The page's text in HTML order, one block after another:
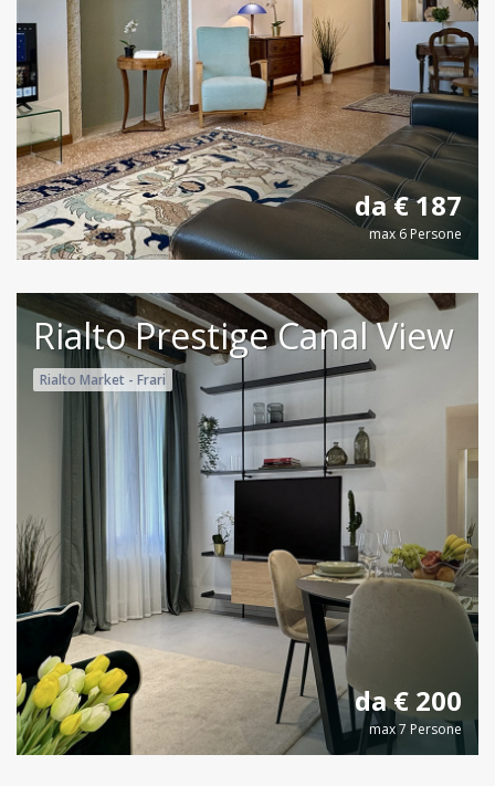
da € 187
max 6 Persone
Rialto Prestige Canal View
Rialto Market - Frari
da € 200
max 7 Persone